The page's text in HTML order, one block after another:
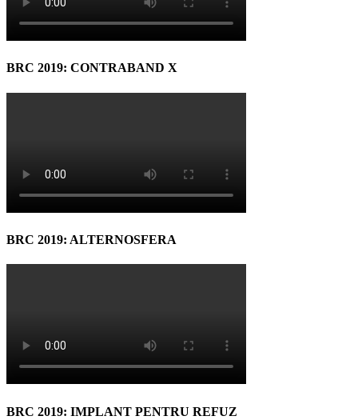
BRC 2019: CONTRABAND X
BRC 2019: ALTERNOSFERA
BRC 2019: IMPLANT PENTRU REFUZ